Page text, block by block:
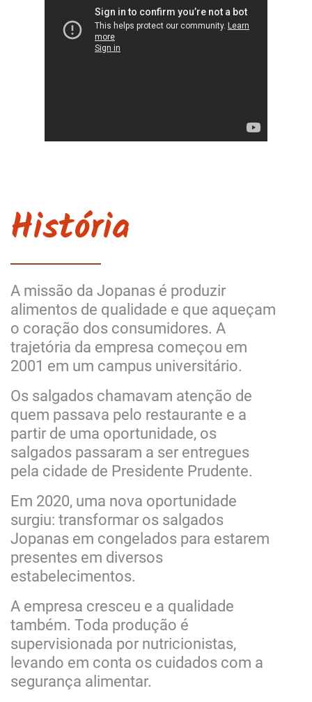
História
A missão da Jopanas é produzir
alimentos de qualidade e que aqueçam
o coração dos consumidores. A
trajetória da empresa começou em
2001 em um campus universitário.
Os salgados chamavam atenção de
quem passava pelo restaurante e a
partir de uma oportunidade, os
salgados passaram a ser entregues
pela cidade de Presidente Prudente.
Em 2020, uma nova oportunidade
surgiu: transformar os salgados
Jopanas em congelados para estarem
presentes em diversos
estabelecimentos.
A empresa cresceu e a qualidade
também. Toda produção é
supervisionada por nutricionistas,
levando em conta os cuidados com a
segurança alimentar.